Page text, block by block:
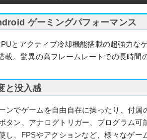
ゲーミングパフォーマンス
とアクティブ冷却機能搭載の超強力な
載。驚異の高フレームレートでの長時間
と没入感
ンでゲームを自由自在に操ったり、付
タン、アナログトリガー、プログラム
し、FPSやアクションなど、様々なゲー